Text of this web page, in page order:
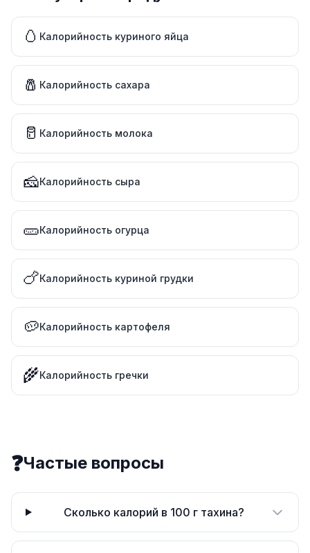
🥚 Калорийность куриного яйца
🧂 Калорийность сахара
🥛 Калорийность молока
🧀Калорийность сыра
🥒Калорийность огурца
🍗Калорийность куриной грудки
🥔Калорийность картофеля
🌾Калорийность гречки
❓Частые вопросы
Сколько калорий в 100 г тахина?